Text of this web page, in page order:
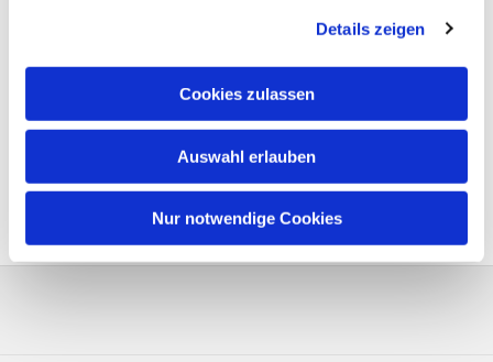
Details zeigen
Cookies zulassen
Auswahl erlauben
Nur notwendige Cookies